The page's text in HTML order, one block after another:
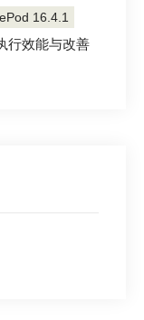
16.4.1
行效能与改善